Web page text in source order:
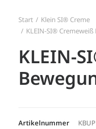
Start
Klein SI® Creme
KLEIN-SI®
KLEIN-
Artikelnummer